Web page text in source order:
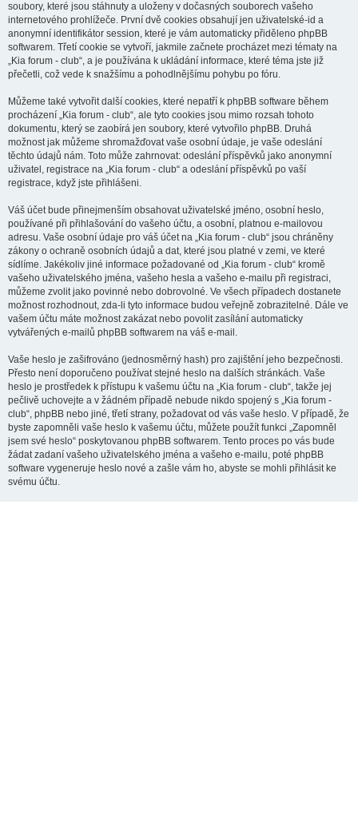
soubory, které jsou stáhnuty a uloženy v dočasných souborech vašeho
internetového prohlížeče. První dvě cookies obsahují jen uživatelské-id a
anonymní identifikátor session, které je vám automaticky přiděleno phpBB
softwarem. Třetí cookie se vytvoří, jakmile začnete procházet mezi tématy na
„Kia forum - club“, a je používána k ukládání informace, které téma jste již
přečetli, což vede k snažšímu a pohodlnějšímu pohybu po fóru.
Můžeme také vytvořit další cookies, které nepatří k phpBB software během
procházení „Kia forum - club“, ale tyto cookies jsou mimo rozsah tohoto
dokumentu, který se zaobírá jen soubory, které vytvořilo phpBB. Druhá
možnost jak můžeme shromažďovat vaše osobní údaje, je vaše odeslání
těchto údajů nám. Toto může zahrnovat: odeslání příspěvků jako anonymní
uživatel, registrace na „Kia forum - club“ a odeslání příspěvků po vaší
registrace, když jste přihlášeni.
Váš účet bude přinejmenším obsahovat uživatelské jméno, osobní heslo,
používané při přihlašování do vašeho účtu, a osobní, platnou e-mailovou
adresu. Vaše osobní údaje pro váš účet na „Kia forum - club“ jsou chráněny
zákony o ochraně osobních údajů a dat, které jsou platné v zemi, ve které
sídlíme. Jakékoliv jiné informace požadované od „Kia forum - club“ kromě
vašeho uživatelského jména, vašeho hesla a vašeho e-mailu při registraci,
můžeme zvolit jako povinné nebo dobrovolné. Ve všech případech dostanete
možnost rozhodnout, zda-li tyto informace budou veřejně zobrazitelné. Dále ve
vašem účtu máte možnost zakázat nebo povolit zasílání automaticky
vytvářených e-mailů phpBB softwarem na váš e-mail.
Vaše heslo je zašifrováno (jednosměrný hash) pro zajištění jeho bezpečnosti.
Přesto není doporučeno používat stejné heslo na dalších stránkách. Vaše
heslo je prostředek k přístupu k vašemu účtu na „Kia forum - club“, takže jej
pečlivě uchovejte a v žádném případě nebude nikdo spojený s „Kia forum -
club“, phpBB nebo jiné, třetí strany, požadovat od vás vaše heslo. V případě, že
byste zapomněli vaše heslo k vašemu účtu, můžete použít funkci „Zapomněl
jsem své heslo“ poskytovanou phpBB softwarem. Tento proces po vás bude
žádat zadaní vašeho uživatelského jména a vašeho e-mailu, poté phpBB
software vygeneruje heslo nové a zašle vám ho, abyste se mohli přihlásit ke
svému účtu.